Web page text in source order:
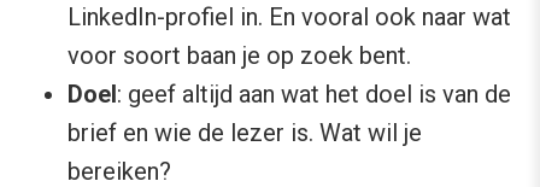
LinkedIn-profiel in. En vooral ook naar wat
voor soort baan je op zoek bent.
Doel: geef altijd aan wat het doel is van de
brief en wie de lezer is. Wat wil je
bereiken?